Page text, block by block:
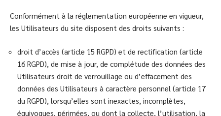
Conformément à la réglementation européenne en vigueur,
les Utilisateurs du site disposent des droits suivants :
droit d’accès (article 15 RGPD) et de rectification (article
16 RGPD), de mise à jour, de complétude des données des
Utilisateurs droit de verrouillage ou d’effacement des
données des Utilisateurs à caractère personnel (article 17
du RGPD), lorsqu’elles sont inexactes, incomplètes,
équivoques, périmées, ou dont la collecte, l’utilisation, la